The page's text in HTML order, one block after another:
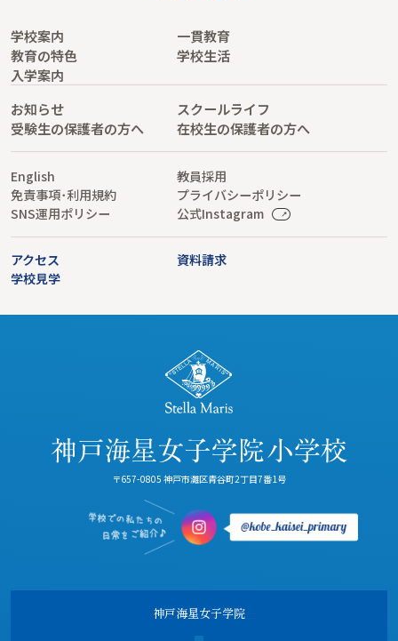
学校案内
一貫教育
教育の特色
学校生活
入学案内
お知らせ
スクールライフ
受験生の保護者の方へ
在校生の保護者の方へ
English
教員採用
免責事項･利用規約
プライバシーポリシー
SNS運用ポリシー
公式Instagram
アクセス
資料請求
学校見学
〒657-0805 神戸市灘区青谷町2丁目7番1号
神戸海星女子学院